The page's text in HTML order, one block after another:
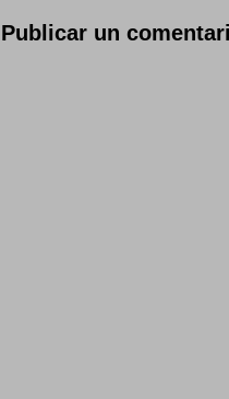
Publicar un